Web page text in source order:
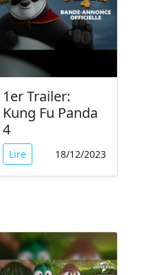
1er Trailer:
Kung Fu Panda
4
Lire 18/12/2023